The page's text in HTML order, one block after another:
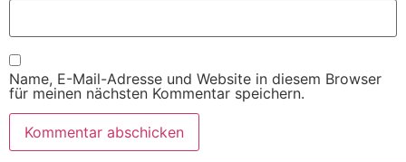
Name, E-Mail-Adresse und Website in diesem Browser
für meinen nächsten Kommentar speichern.